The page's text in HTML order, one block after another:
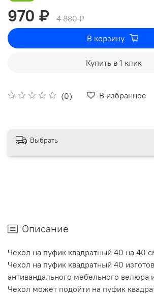
(0) В избранное
970 ₽
4 880 ₽
В корзину
Купить в 1 клик
Выбрать
Описание
Чехол на пуфик квадратный 40 на 40
Чехол на пуфик квадратный 40
антивандального мебельного велюра
Чехол может подойти на пуфик